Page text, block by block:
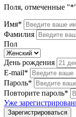
Поля, отмеченные
Имя*
Фамилия
Пол
День рождения
E-mail*
Пароль*
Повторите пароль*
Уже
Зарегистрироваться